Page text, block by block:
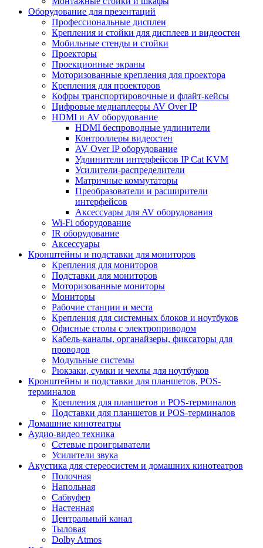
Оборудование для презентаций
Профессиональные дисплеи
Крепления и стойки для дисплеев и видеостен
Мобильные стенды и стойки
Проекторы
Проекционные экраны
Моторизованные крепления для проектора
Крепления для проекторов
Кофры транспортировочные и флайт-кейсы
Цифровые медиаплееры AV Over IP
HDMI и AV оборудование
HDMI беспроводные удлинители
Контроллеры видеостен
AV Over IP оборудование
Удлинители интерфейсов IP Cat KVM
Усилители-распределители
Матричные коммутаторы
Преобразователи и расширители
интерфейсов
Аксессуары для AV оборудования
Wi-Fi оборудование
IR оборудование
Аксессуары
Кронштейны и подставки для мониторов
Крепления для мониторов
Подставки для мониторов
Моторизованные мониторы
Мониторы
Рабочие станции и места
Крепления для системных блоков и ноутбуков
Офисные столы с электроприводом
Кабель-каналы, органайзеры, фиксаторы для
проводов
Модульные системы
Рюкзаки, сумки и чехлы для ноутбуков
Кронштейны и подставки для планшетов, POS-
терминалов
Крепления для планшетов и POS-терминалов
Подставки для планшетов и POS-терминалов
Домашние кинотеатры
Аудио-видео техника
Сетевые проигрыватели
Усилители звука
Акустика для стереосистем и домашних кинотеатров
Полочная
Напольная
Сабвуфер
Настенная
Центральный канал
Тыловая
Dolby Atmos